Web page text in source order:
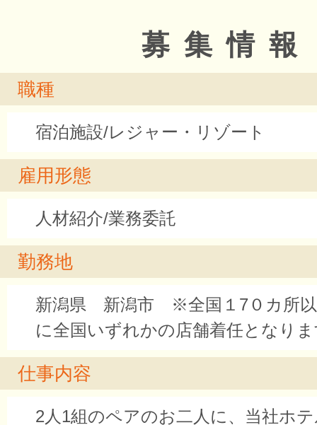
募集情報
職種
宿泊施設/レジャー・リゾート
雇用形態
人材紹介/業務委託
勤務地
新潟県 新潟市 ※全国１7０カ所
に全国いずれかの店舗着任となり
仕事内容
2人1組のペアのお二人に、当社ホ